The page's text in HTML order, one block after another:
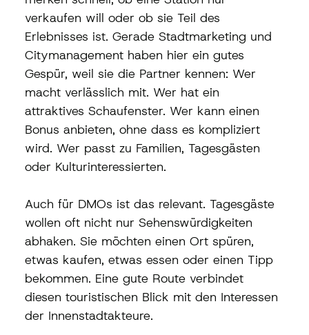
verkaufen will oder ob sie Teil des
Erlebnisses ist. Gerade Stadtmarketing und
Citymanagement haben hier ein gutes
Gespür, weil sie die Partner kennen: Wer
macht verlässlich mit. Wer hat ein
attraktives Schaufenster. Wer kann einen
Bonus anbieten, ohne dass es kompliziert
wird. Wer passt zu Familien, Tagesgästen
oder Kulturinteressierten.
Auch für DMOs ist das relevant. Tagesgäste
wollen oft nicht nur Sehenswürdigkeiten
abhaken. Sie möchten einen Ort spüren,
etwas kaufen, etwas essen oder einen Tipp
bekommen. Eine gute Route verbindet
diesen touristischen Blick mit den Interessen
der Innenstadtakteure.